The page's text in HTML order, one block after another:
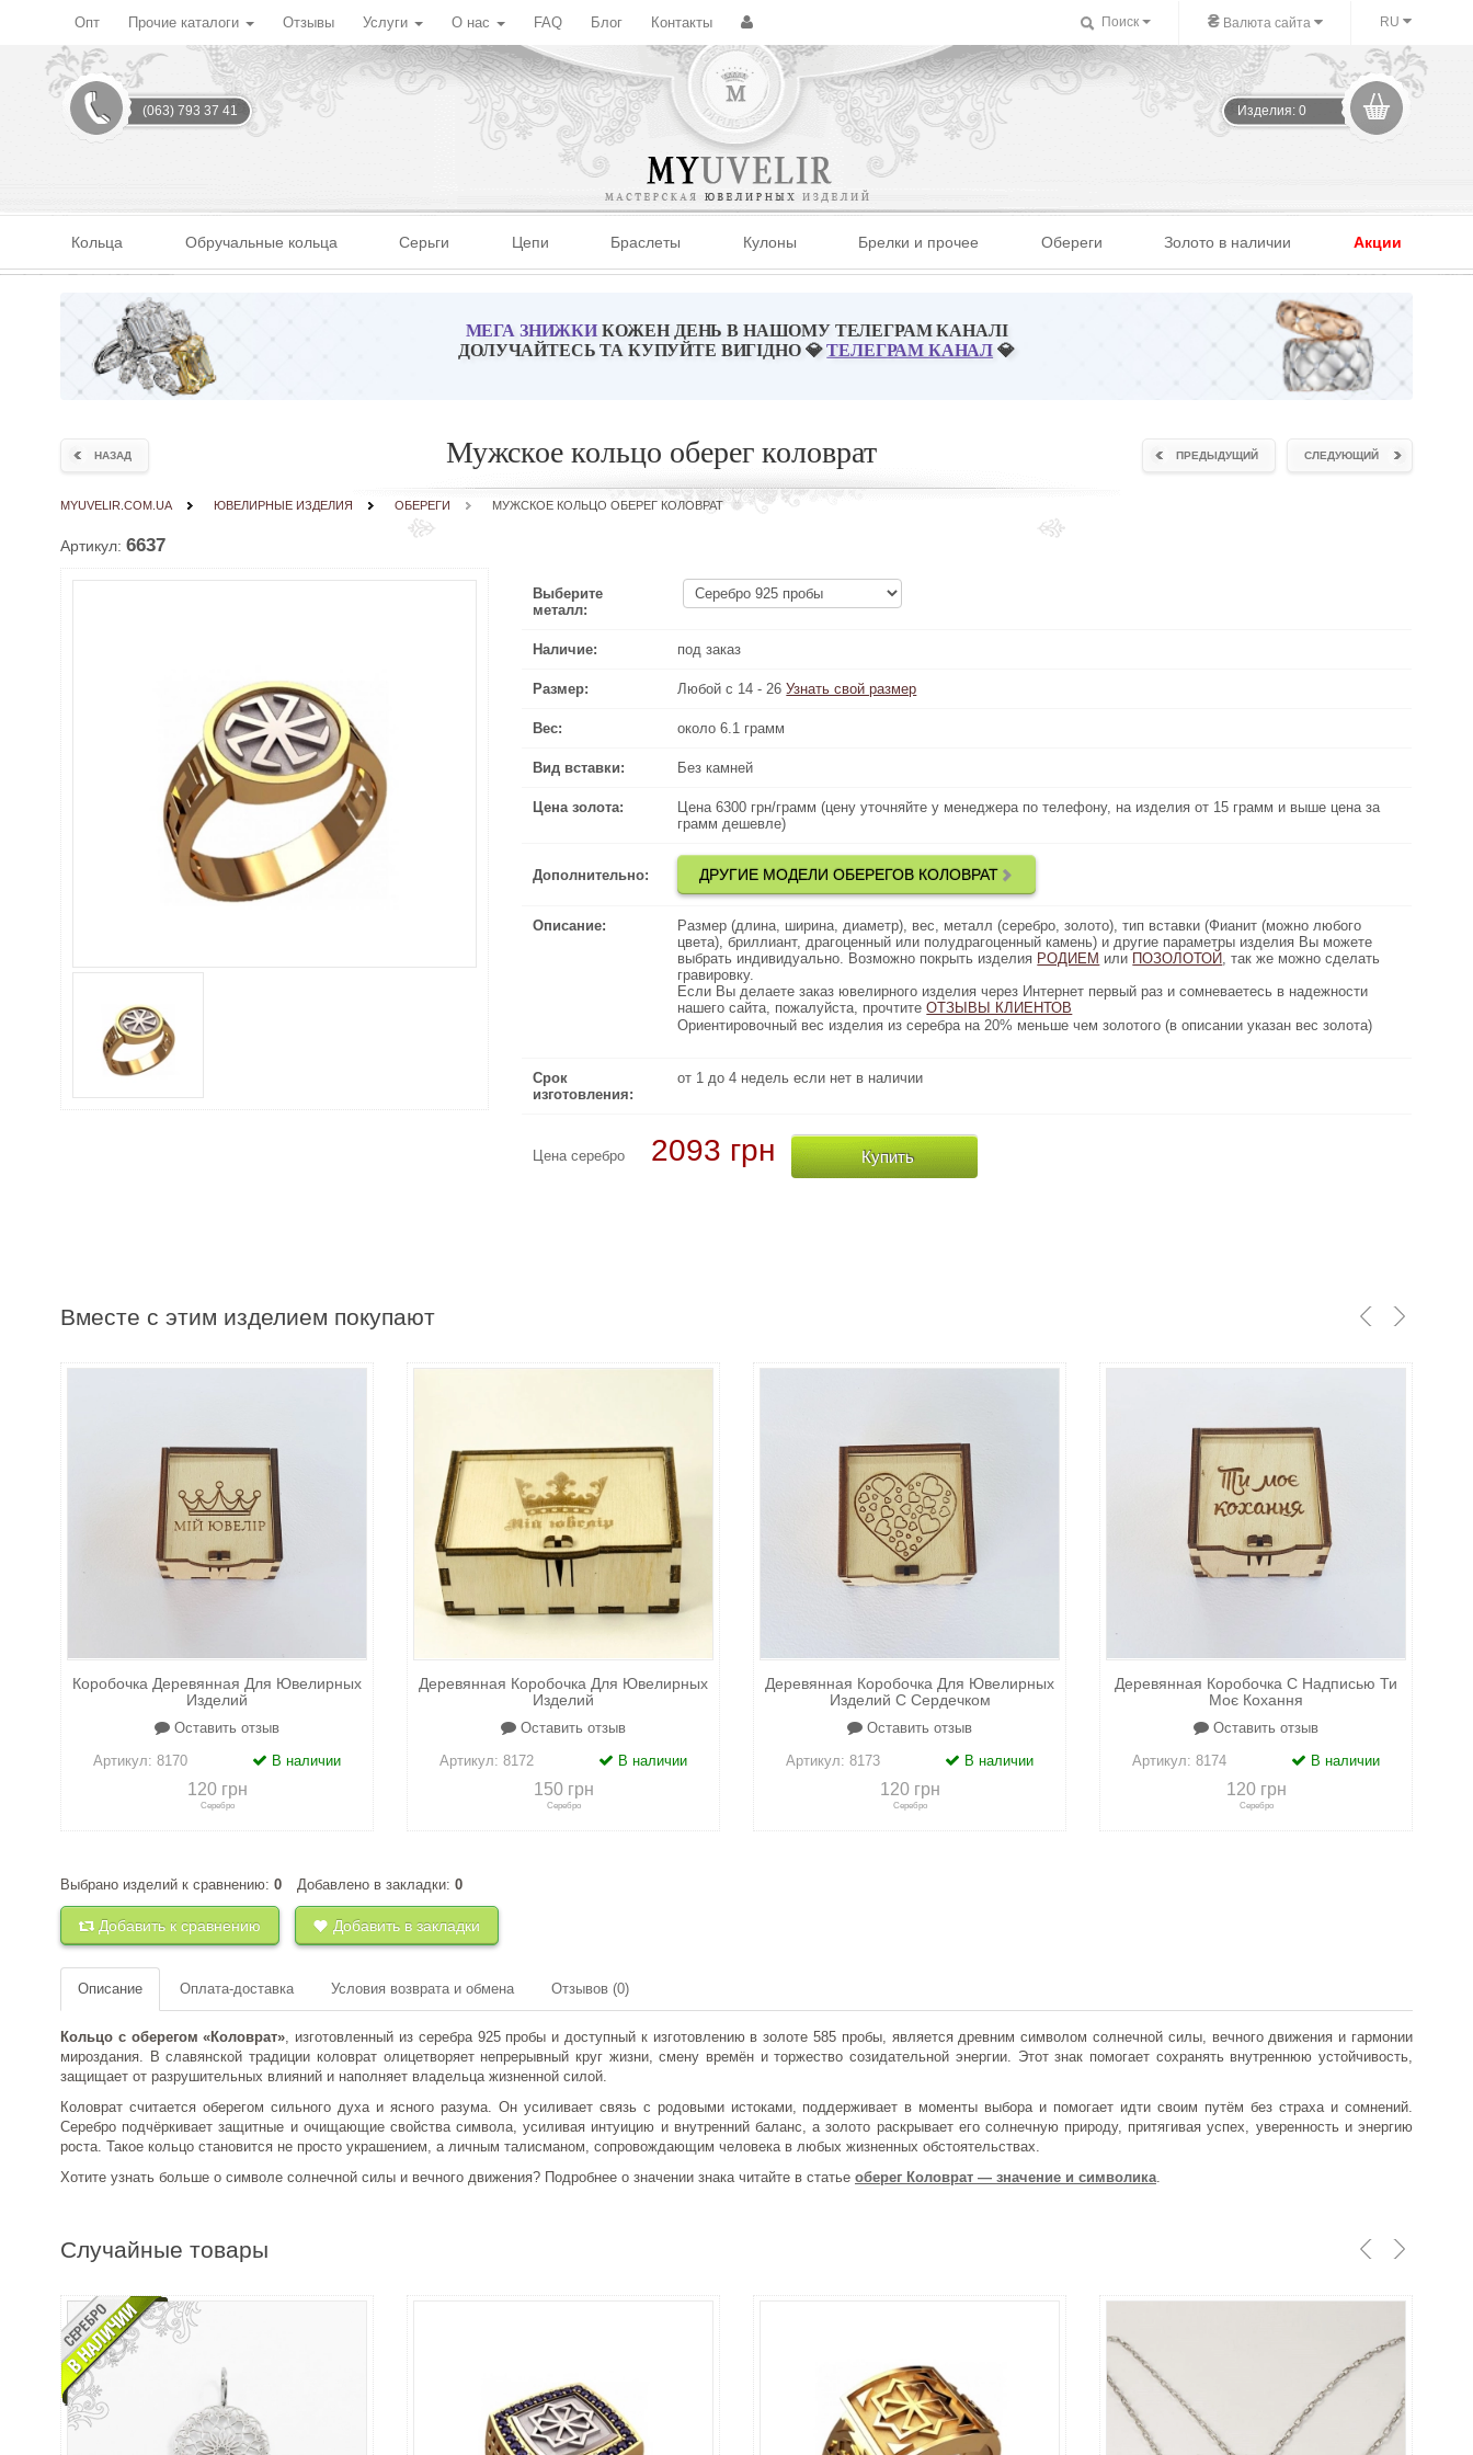
Опт Прочие каталоги Отзывы Услуги О нас FAQ Блог Контакты Поиск ₴ Валюта сайта RU
(063) 793 37 41 Изделия: 0
Кольца Обручальные кольца Серьги Цепи Браслеты Кулоны Брелки и прочее Обереги Золото в наличии Акции
МЕГА ЗНИЖКИКОЖЕН ДЕНЬ В НАШОМУ ТЕЛЕГРАМ КАНАЛІ
ДОЛУЧАЙТЕСЬ ТА КУПУЙТЕ ВИГІДНО 💎ТЕЛЕГРАМ КАНАЛ 💎
НАЗАД СЛЕДУЮЩИЙ
ПРЕДЫДУЩИЙ
Мужское кольцо оберег коловрат
MYUVELIR.COM.UA ЮВЕЛИРНЫЕ ИЗДЕЛИЯ ОБЕРЕГИ МУЖСКОЕ КОЛЬЦО ОБЕРЕГ КОЛОВРАТ
Артикул: 6637
Выберите
металл:
Наличие: под заказ
Размер: Любой с 14 - 26Узнать свой размер
Вес: около 6.1 грамм
Вид вставки: Без камней
Цена золота:
Цена 6300 грн/грамм (цену уточняйте у менеджера по телефону, на изделия от 15 грамм и выше цена за
грамм дешевле)
Дополнительно: ДРУГИЕ МОДЕЛИ ОБЕРЕГОВ КОЛОВРАТ
Описание:
Размер (длина, ширина, диаметр), вес, металл (серебро, золото), тип вставки (Фианит (можно любого
цвета), бриллиант, драгоценный или полудрагоценный камень) и другие параметры изделия Вы можете
выбрать индивидуально. Возможно покрыть изделия РОДИЕМ или ПОЗОЛОТОЙ, так же можно сделать
гравировку.
Если Вы делаете заказ ювелирного изделия через Интернет первый раз и сомневаетесь в надежности
нашего сайта, пожалуйста, прочтитеОТЗЫВЫ КЛИЕНТОВ
Ориентировочный вес изделия из серебра на 20% меньше чем золотого (в описании указан вес золота)
Срок
изготовления:
от 1 до 4 недель если нет в наличии
Цена серебро 2093 грн Купить
Цена золота:
Цена 6300 грн/грамм (цену уточняйте у менеджера по телефону, на изделия от 15 грамм и выше цена за
ДРУГИЕ МОДЕЛИ ОБЕРЕГОВ КОЛОВРАТ
Описание:
Размер (длина, ширина, диаметр), вес, металл (серебро, золото), тип вставки (Фианит (можно любого
цвета), бриллиант, драгоценный или полудрагоценный камень) и другие параметры изделия Вы можете
выбрать индивидуально. Возможно покрыть изделия
РОДИЕМ
или
ПОЗОЛОТОЙ
, так же можно сделать
Если Вы делаете заказ ювелирного изделия через Интернет первый раз и сомневаетесь в надежности
нашего сайта, пожалуйста, прочтите
ОТЗЫВЫ КЛИЕНТОВ
Ориентировочный вес изделия из серебра на 20% меньше чем золотого (в описании указан вес золота)
Вместе с этим изделием покупают
Коробочка Деревянная Для Ювелирных
Изделий
Оставить отзыв
Артикул:8170 В наличии
120 грн
Серебро
+к сравнению +в закладки
Деревянная Коробочка Для Ювелирных
Изделий
Оставить отзыв
Артикул:8172 В наличии
150 грн
Серебро
Деревянная Коробочка Для Ювелирных
Изделий С Сердечком
Оставить отзыв
Артикул:8173 В наличии
120 грн
Серебро
Деревянная Коробочка С Надписью Ти
Моє Кохання
Оставить отзыв
Артикул:8174 В наличии
120 грн
Серебро
Выбрано изделий к сравнению: 0 Добавлено в закладки: 0
Добавить к сравнению Добавить в закладки
Описание Оплата-доставка Условия возврата и обмена Отзывов (0)
Кольцо с оберегом «Коловрат» , изготовленный из серебра 925 пробы и доступный к изготовлению в золоте 585 пробы, является древним символом солнечной силы, вечного движения и гармонии
мироздания. В славянской традиции коловрат олицетворяет непрерывный круг жизни, смену времён и торжество созидательной энергии. Этот знак помогает сохранять внутреннюю устойчивость,
защищает от разрушительных влияний и наполняет владельца жизненной силой.
Коловрат считается оберегом сильного духа и ясного разума. Он усиливает связь с родовыми истоками, поддерживает в моменты выбора и помогает идти своим путём без страха и сомнений.
Серебро подчёркивает защитные и очищающие свойства символа, усиливая интуицию и внутренний баланс, а золото раскрывает его солнечную природу, притягивая успех, уверенность и энергию
роста. Такое кольцо становится не просто украшением, а личным талисманом, сопровождающим человека в любых жизненных обстоятельствах.
Хотите узнать больше о символе солнечной силы и вечного движения? Подробнее о значении знака читайте в статье оберег Коловрат — значение и символика
Случайные товары